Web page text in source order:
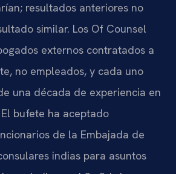
resultados anteriores no
similar. Los Of Counsel
externos contratados a
no empleados, y cada uno
una década de experiencia en
bufete ha aceptado
de la Embajada de
indias para asuntos